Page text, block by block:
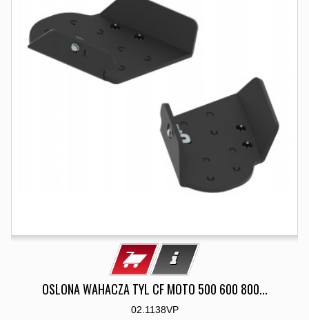
OSLONA WAHACZA TYL CF MOTO 500 600 800...
02.1138VP